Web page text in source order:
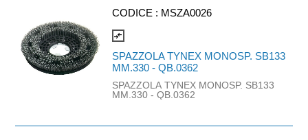
CODICE : MSZA0026
compare_arrows
SPAZZOLA TYNEX MONOSP. SB133
MM.330 - QB.0362
SPAZZOLA TYNEX MONOSP. SB133
MM.330 - QB.0362